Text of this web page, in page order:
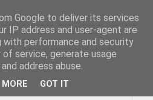
Google to deliver its services
IP address and user-agent are
with performance and security
service, generate usage
address abuse.
MORE GOT IT